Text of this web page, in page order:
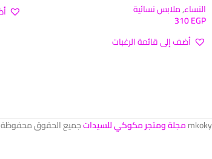
النساء,ملابس نسائية
310EGP
أضف إلى قائمة الرغبات
mkokyمجلة ومتجر مكوكي للسيداتجميع الحقوق محفوظة ©